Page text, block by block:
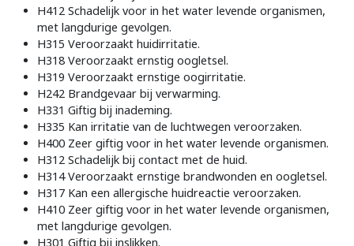
H412 Schadelijk voor in het water levende organismen,
met langdurige gevolgen.
H315 Veroorzaakt huidirritatie.
H318 Veroorzaakt ernstig oogletsel.
H319 Veroorzaakt ernstige oogirritatie.
H242 Brandgevaar bij verwarming.
H331 Giftig bij inademing.
H335 Kan irritatie van de luchtwegen veroorzaken.
H400 Zeer giftig voor in het water levende organismen.
H312 Schadelijk bij contact met de huid.
H314 Veroorzaakt ernstige brandwonden en oogletsel.
H317 Kan een allergische huidreactie veroorzaken.
H410 Zeer giftig voor in het water levende organismen,
met langdurige gevolgen.
H301 Giftig bij inslikken.